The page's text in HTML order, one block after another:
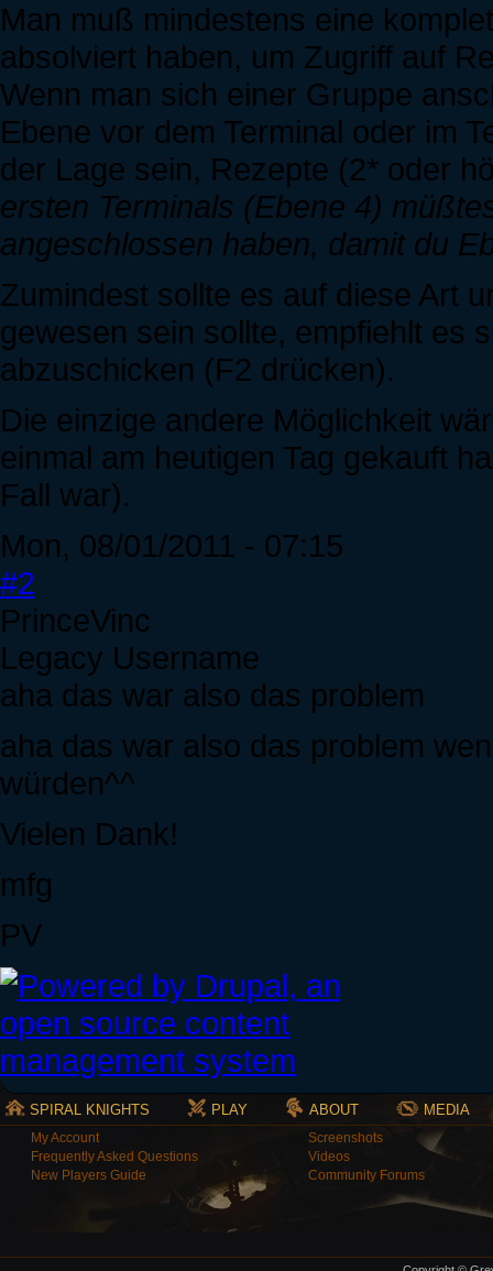
Man muß mindestens eine
absolviert haben, um Zugriff auf
Wenn man sich einer Gruppe
Ebene vor dem Terminal oder im
der Lage sein, Rezepte (2* oder
ersten Terminals (Ebene 4)
angeschlossen haben, damit du
Zumindest sollte es auf diese Art
gewesen sein sollte, empfiehlt es
abzuschicken (F2 drücken).
Die einzige andere Möglichkeit
einmal am heutigen Tag gekauft
Fall war).
Mon, 08/01/2011 - 07:15
#2
PrinceVinc
Legacy Username
aha das war also das problem
aha das war also das problem
würden^^
Vielen Dank!
mfg
PV
SPIRAL KNIGHTS PLAY ABOUT MEDIA
My Account
Frequently Asked Questions
New Players Guide
Screenshots
Videos
Community Forums